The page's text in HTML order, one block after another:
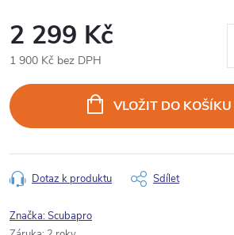
2 299 Kč
1 900 Kč bez DPH
cena:
VLOŽIT DO KOŠÍKU
Dotaz k produktu Sdílet
Značka:Scubapro